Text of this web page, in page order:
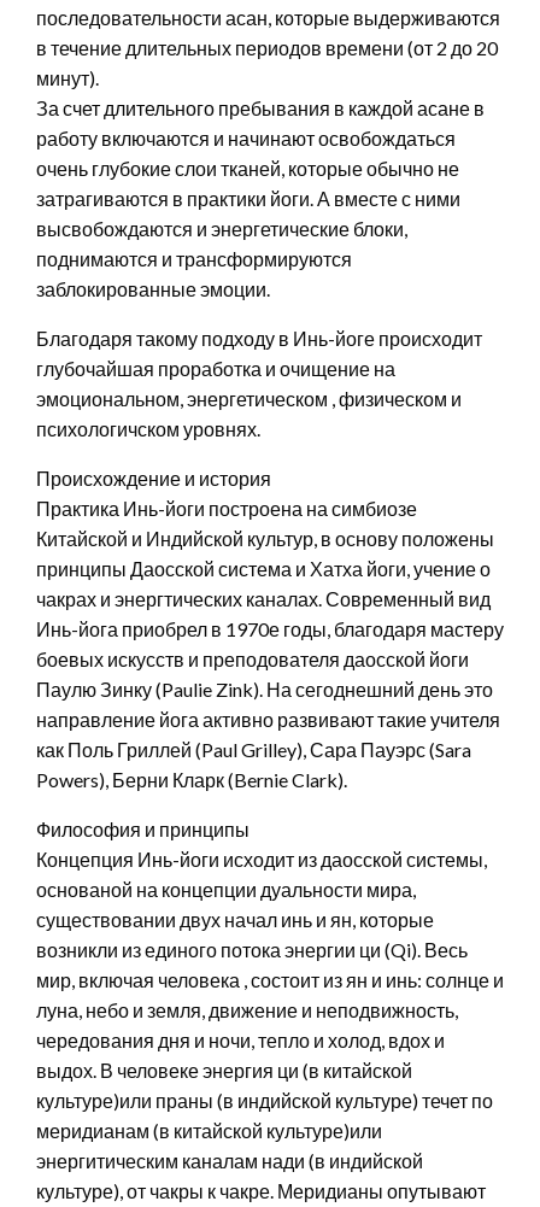
последовательности асан, которые выдерживаются
в течение длительных периодов времени (от 2 до 20
минут).
За счет длительного пребывания в каждой асане в
работу включаются и начинают освобождаться
очень глубокие слои тканей, которые обычно не
затрагиваются в практики йоги. А вместе с ними
высвобождаются и энергетические блоки,
поднимаются и трансформируются
заблокированные эмоции.
Благодаря такому подходу в Инь-йоге происходит
глубочайшая проработка и очищение на
эмоциональном, энергетическом , физическом и
психологичском уровнях.
Происхождение и история
Практика Инь-йоги построена на симбиозе
Китайской и Индийской культур, в основу положены
принципы Даосской система и Хатха йоги, учение о
чакрах и энергтических каналах. Современный вид
Инь-йога приобрел в 1970е годы, благодаря мастеру
боевых искусств и преподователя даосской йоги
Паулю Зинку (Paulie Zink). На сегоднешний день это
направление йога активно развивают такие учителя
как Поль Гриллей (Paul Grilley), Сара Пауэрс (Sara
Powers), Берни Кларк (Bernie Clark).
Философия и принципы
Концепция Инь-йоги исходит из даосской системы,
основаной на концепции дуальности мира,
существовании двух начал инь и ян, которые
возникли из единого потока энергии ци (Qi). Весь
мир, включая человека , состоит из ян и инь: солнце и
луна, небо и земля, движение и неподвижность,
чередования дня и ночи, тепло и холод, вдох и
выдох. В человеке энергия ци (в китайской
культуре)или праны (в индийской культуре) течет по
меридианам (в китайской культуре)или
энергитическим каналам нади (в индийской
культуре), от чакры к чакре. Меридианы опутывают